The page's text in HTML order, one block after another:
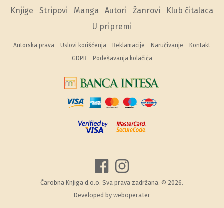
Knjige Stripovi Manga Autori Žanrovi
Klub čitalaca
U pripremi
Autorska prava Uslovi korišćenja Reklamacije Naručivanje
Kontakt
GDPR
Podešavanja kolačića
Čarobna Knjiga d.o.o. Sva prava zadržana. © 2026.
Developed by weboperater